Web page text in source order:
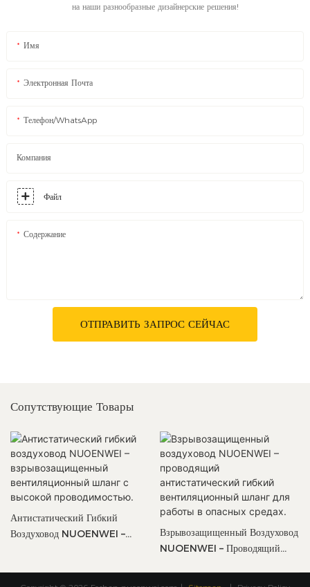
на наши разнообразные дизайнерские решения!
Имя
Электронная Почта
Телефон/WhatsApp
Компания
Файл
Содержание
ОТПРАВИТЬ ЗАПРОС СЕЙЧАС
Сопутствующие Товары
Антистатический Гибкий
Воздуховод NUOENWEI –
Взрывозащищенный Воздуховод
NUOENWEI – Проводящий